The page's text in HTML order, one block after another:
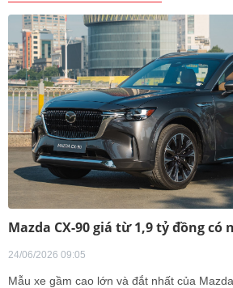
Mazda CX-90 giá từ 1,9 tỷ đồng có
24/06/2026 09:05
Mẫu xe gầm cao lớn và đắt nhất của